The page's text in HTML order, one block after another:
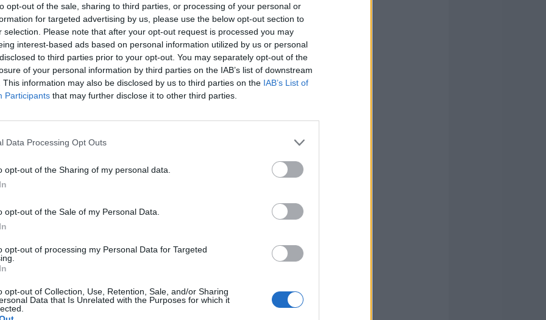
opt-out of the sale, sharing to third parties, or processing of your personal or
for targeted advertising by us, please use the below opt-out section to
selection. Please note that after your opt-out request is processed you may
interest-based ads based on personal information utilized by us or personal
to third parties prior to your opt-out. You may separately opt-out of the
of your personal information by third parties on the IAB’s list of downstream
This information may also be disclosed by us to third parties on the IAB’s List of
Participants that may further disclose it to other third parties.
Data Processing Opt Outs
opt-out of the Sharing of my personal data.
opt-out of the Sale of my Personal Data.
opt-out of processing my Personal Data for Targeted
opt-out of Collection, Use, Retention, Sale, and/or Sharing
Data that Is Unrelated with the Purposes for which it